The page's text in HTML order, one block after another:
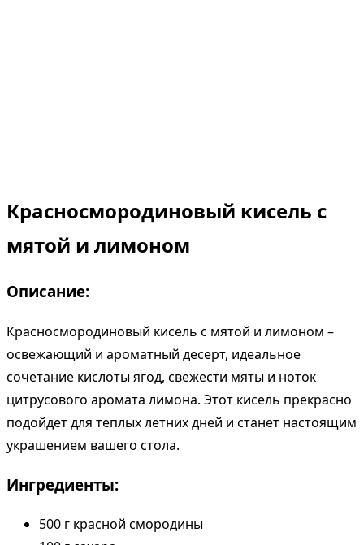
Красносмородиновый кисель с
мятой и лимоном
Описание:
Красносмородиновый кисель с мятой и лимоном –
освежающий и ароматный десерт, идеальное
сочетание кислоты ягод, свежести мяты и ноток
цитрусового аромата лимона. Этот кисель прекрасно
подойдет для теплых летних дней и станет настоящим
украшением вашего стола.
Ингредиенты:
500 г красной смородины